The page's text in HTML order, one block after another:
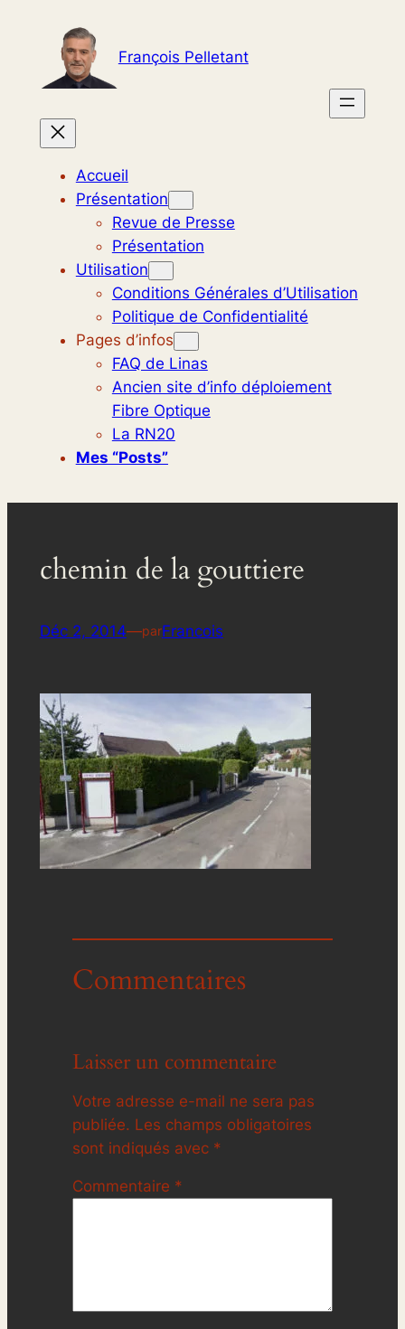
contenu
François Pelletant
Accueil
Présentation
Revue de Presse
Présentation
Utilisation
Conditions Générales d’Utilisation
Politique de Confidentialité
Pages d’infos
FAQ de Linas
Ancien site d’info déploiement
Fibre Optique
La RN20
Mes “posts”
chemin de la gouttiere
Déc 2, 2014—parFrancois
Commentaires
Laisser un commentaire
Votre adresse e-mail ne sera pas
publiée. Les champs obligatoires
sont indiqués avec *
Commentaire *